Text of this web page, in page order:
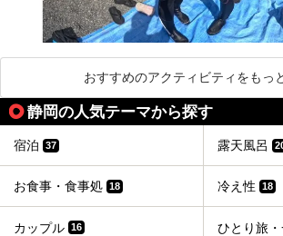
おすすめのアクティビティをもっ
静岡の人気テーマから探す
宿泊 37 露天風呂
お食事・食事処 18 冷え性 18
カップル 16 ひとり旅